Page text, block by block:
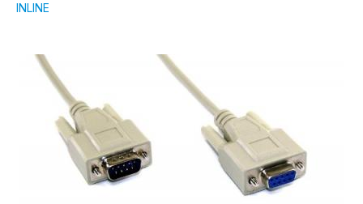
INLINE
Bildergalerie überspringen